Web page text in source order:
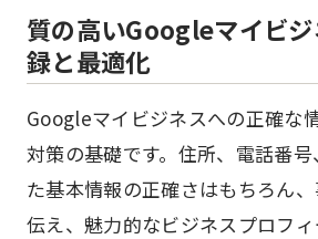
質の高いGoogleマイビ
録と最適化
Googleマイビジネスへの正確な
対策の基礎です。住所、電話番
た基本情報の正確さはもちろん
伝え、魅力的なビジネスプロフ